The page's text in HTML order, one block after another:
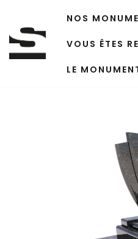
Aller
au
NOS
VOUS ÊTES
LE